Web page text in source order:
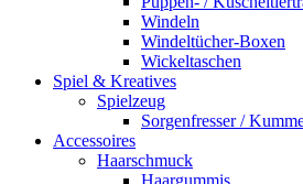
Windeln
Windeltücher-Boxen
Wickeltaschen
Spiel & Kreatives
Spielzeug
Sorgenfresser /
Accessoires
Haarschmuck